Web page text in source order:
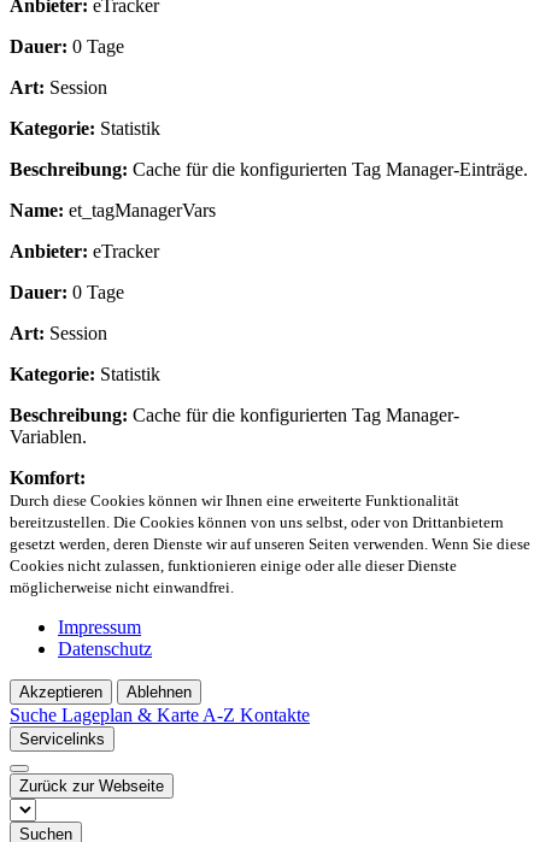
Anbieter: eTracker
Dauer: 0 Tage
Art: Session
Kategorie: Statistik
Beschreibung: Cache für die konfigurierten Tag Manager-Einträge.
Name: et_tagManagerVars
Anbieter: eTracker
Dauer: 0 Tage
Art: Session
Kategorie: Statistik
Beschreibung: Cache für die konfigurierten Tag Manager-
Variablen.
Komfort:
Durch diese Cookies können wir Ihnen eine erweiterte Funktionalität
bereitzustellen. Die Cookies können von uns selbst, oder von Drittanbietern
gesetzt werden, deren Dienste wir auf unseren Seiten verwenden. Wenn Sie diese
Cookies nicht zulassen, funktionieren einige oder alle dieser Dienste
möglicherweise nicht einwandfrei.
Impressum
Datenschutz
Akzeptieren Ablehnen
Suche Lageplan & Karte A-Z Kontakte
Servicelinks
Zurück zur Webseite
Suchen